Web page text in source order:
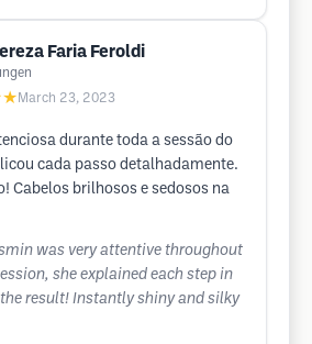
Faria Feroldi
March 23, 2023
durante toda a sessão do
cada passo detalhadamente.
Cabelos brilhosos e sedosos na
was very attentive throughout
she explained each step in
result! Instantly shiny and silky